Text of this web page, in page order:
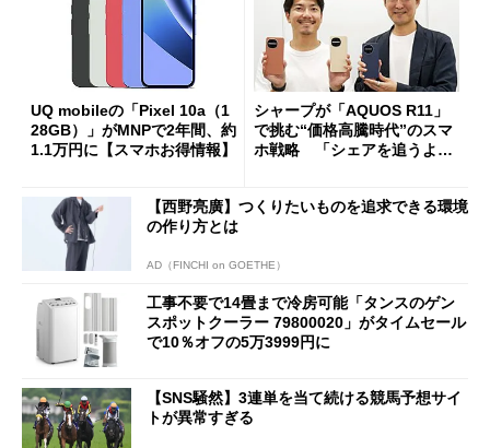
UQ mobileの「Pixel 10a（1
28GB）」がMNPで2年間、約
1.1万円に【スマホお得情報】
シャープが「AQUOS R11」
で挑む“価格高騰時代”のスマ
ホ戦略 「シェアを追うより
【西野亮廣】つくりたいものを追求できる環境
の作り方とは
AD（FINCHI on GOETHE）
工事不要で14畳まで冷房可能「タンスのゲン
スポットクーラー 79800020」がタイムセール
で10％オフの5万3999円に
【SNS騒然】3連単を当て続ける競馬予想サイ
トが異常すぎる